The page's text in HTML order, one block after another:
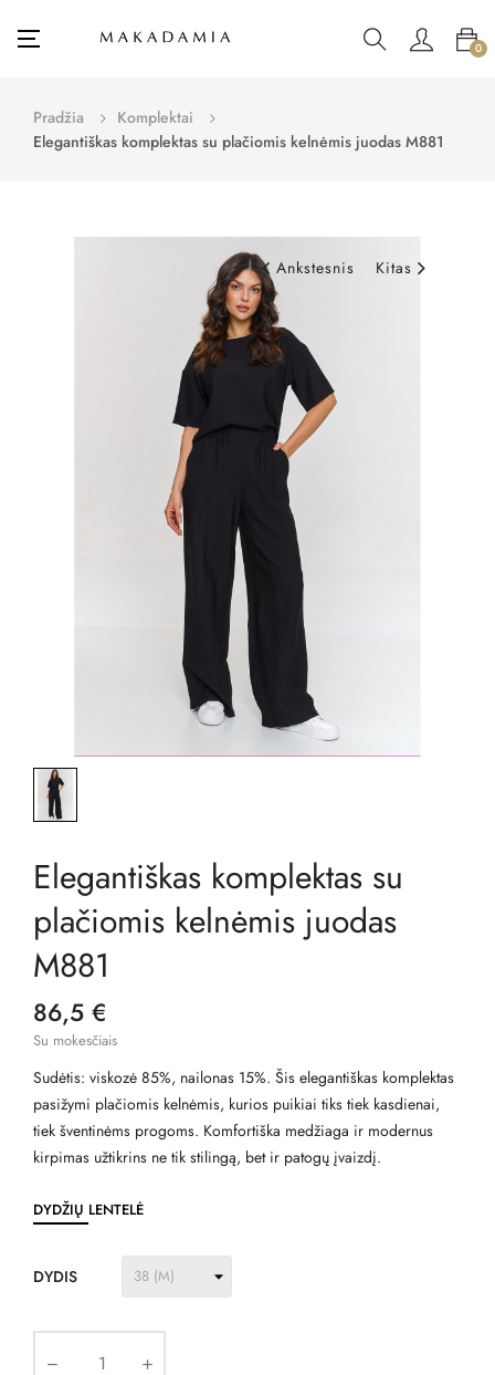
Toggle
☰ 0
Pradžia
Komplektai
Elegantiškas komplektas su plačiomis kelnėmis juodas M881
Ankstesnis Kitas
Elegantiškas komplektas su
plačiomis kelnėmis juodas
M881
86,5 €
Su mokesčiais
Sudėtis: viskozė 85%, nailonas 15%. Šis elegantiškas komplektas
pasižymi plačiomis kelnėmis, kurios puikiai tiks tiek kasdienai,
tiek šventinėms progoms. Komfortiška medžiaga ir modernus
kirpimas užtikrins ne tik stilingą, bet ir patogų įvaizdį.
DYDŽIŲ LENTELĖ
DYDIS